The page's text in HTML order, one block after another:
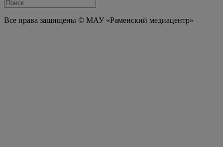
Все права защищены © МАУ «Раменский медиацентр»